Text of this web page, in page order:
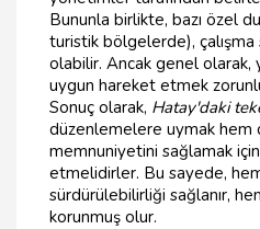
Bununla birlikte, bazı özel
turistik bölgelerde),
olabilir. Ancak genel
uygun hareket etmek
Sonuç olarak, Hatay'daki
düzenlemelere uymak hem
memnuniyetini sağlamak
etmelidirler. Bu sayede,
sürdürülebilirliği sağlanır,
korunmuş olur.